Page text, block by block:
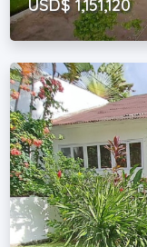
USD$ 1,151,120